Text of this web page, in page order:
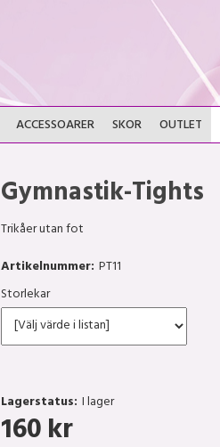
ACCESSOARER SKOR OUTLET
Gymnastik-Tights
Trikåer utan fot
Artikelnummer: PT11
Storlekar
Lagerstatus: I lager
160kr